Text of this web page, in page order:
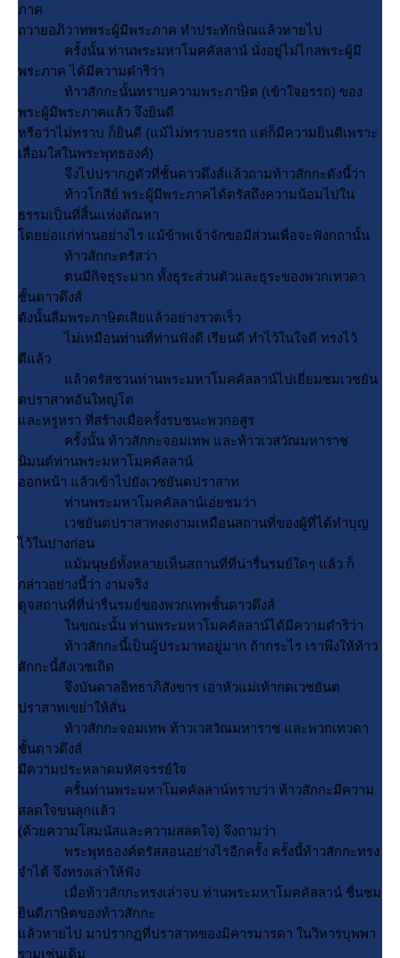
ภาค
ถวายอภิวาทพระผู้มีพระภาค ทำประทักษิณแล้วหายไป
ครั้งนั้น ท่านพระมหาโมคคัลลาน์ นั่งอยู่ไม่ไกลพระผู้มี
พระภาค ได้มีความดำริว่า
ท้าวสักกะนั้นทราบความพระภาษิต (เข้าใจอรรถ) ของ
พระผู้มีพระภาคแล้ว จึงยินดี
หรือว่าไม่ทราบ ก็ยินดี (แม้ไม่ทราบอรรถ แต่ก็มีความยินดีเพราะ
เลื่อมใสในพระพุทธองค์)
จึงไปปรากฎตัวที่ชั้นดาวดึงส์แล้วถามท้าวสักกะดังนี้ว่า
ท้าวโกสีย์ พระผู้มีพระภาคได้ตรัสถึงความน้อมไปใน
ธรรมเป็นที่สิ้นแห่งตัณหา
ดยย่อแก่ท่านอย่างไร แม้ข้าพเจ้าจักขอมีส่วนเพื่อจะฟังกถานั้น
ท้าวสักกะตรัสว่า
ตนมีกิจธุระมาก ทั้งธุระส่วนตัวและธุระของพวกเทวดา
ชั้นดาวดึงส์
ดังนั้นลืมพระภาษิตเสียแล้วอย่างรวดเร็ว
ไม่เหมือนท่านที่ท่านฟังดี เรียนดี ทำไว้ในใจดี ทรงไว้
ดีแล้ว
ล้วตรัสชวนท่านพระมหาโมคคัลลาน์ไปเยี่ยมชมเวชยัน
ตปราสาทอันใหญ่โต
ละหรูหรา ที่สร้างเมื่อครั้งรบชนะพวกอสูร
ครั้งนั้น ท้าวสักกะจอมเทพ และท้าวเวสวัณมหาราช
นิมนต์ท่านพระมหาโมคคัลลาน์
ออกหน้า แล้วเข้าไปยังเวชยันตปราสาท
ท่านพระมหาโมคคัลลาน์เอ่ยชมว่า
เวชยันตปราสาทงดงามเหมือนสถานที่ของผู้ที่ได้ทำบุญ
ไว้ในปางก่อน
ม้มนุษย์ทั้งหลายเห็นสถานที่ที่น่ารื่นรมย์ใดๆ แล้ว ก็
กล่าวอย่างนี้ว่า งามจริง
ดุจสถานที่ที่น่ารื่นรมย์ของพวกเทพชั้นดาวดึงส์
นขณะนั้น ท่านพระมหาโมคคัลลาน์ได้มีความดำริว่า
ท้าวสักกะนี้เป็นผู้ประมาทอยู่มาก ถ้ากระไร เราพึงให้ท้าว
สักกะนี้สังเวชเถิด
จึงบันดาลอิทธาภิสังขาร เอาหัวแม่เท้ากดเวชยันต
ปราสาทเขย่าให้สั่น
ท้าวสักกะจอมเทพ ท้าวเวสวัณมหาราช และพวกเทวดา
ชั้นดาวดึงส์
มีความประหลาดมหัศจรรย์ใจ
ครั้นท่านพระมหาโมคคัลลาน์ทราบว่า ท้าวสักกะมีความ
สลดใจขนลุกแล้ว
(ด้วยความโสมนัสและความสลดใจ) จึงถามว่า
พระพุทธองค์ตรัสสอนอย่างไรอีกครั้ง ครั้งนี้ท้าวสักกะทรง
จำได้ จึงทรงเล่าให้ฟัง
เมื่อท้าวสักกะทรงเล่าจบ ท่านพระมหาโมคคัลลาน์ ชื่นชม
ินดีภาษิตของท้าวสักกะ
ล้วหายไป มาปรากฏที่ปราสาทของมิคารมารดา ในวิหารบุพพา
รามเช่นเดิม